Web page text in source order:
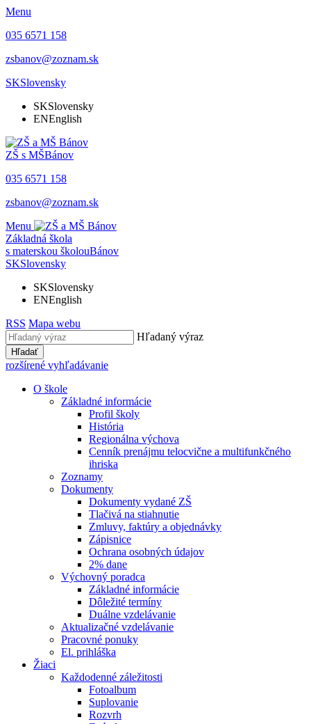
Menu
035 6571 158
zsbanov@zoznam.sk
SKSlovensky
SKSlovensky
ENEnglish
ZŠ s MŠBánov
035 6571 158
zsbanov@zoznam.sk
Menu
Základná škola
s materskou školouBánov
SKSlovensky
SKSlovensky
ENEnglish
RSS Mapa webu
Hľadaný výraz
Hľadať
rozšírené vyhľadávanie
O škole
Základné informácie
Profil školy
História
Regionálna výchova
Cenník prenájmu telocvične a multifunkčného
ihriska
Zoznamy
Dokumenty
Dokumenty vydané ZŠ
Tlačivá na stiahnutie
Zmluvy, faktúry a objednávky
Zápisnice
Ochrana osobných údajov
2% dane
Výchovný poradca
Základné informácie
Dôležité termíny
Duálne vzdelávanie
Aktualizačné vzdelávanie
Pracovné ponuky
El. prihláška
Žiaci
Každodenné záležitosti
Fotoalbum
Suplovanie
Rozvrh